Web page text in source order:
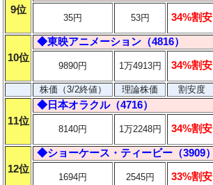
9位
35円 53円 34%割安
10位
◆東映アニメーション（4816）
9890円 1万4913円 34%割安
株価（3/2終値） 理論株価 割安度
11位
◆日本オラクル（4716）
8140円 1万2248円 34%割安
12位
◆ショーケース・ティービー（3909）
1694円 2545円 33%割安